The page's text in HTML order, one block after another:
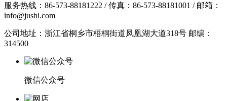
服务热线：86-573-88181222 / 传真：86-573-88181001 / 邮箱：
info@jushi.com
公司地址：浙江省桐乡市梧桐街道凤凰湖大道318号 邮编：
314500
微信公众号